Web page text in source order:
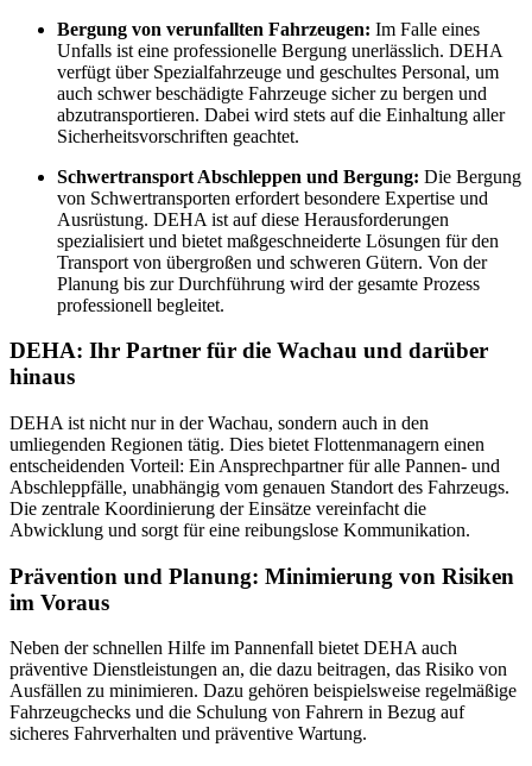
Bergung von verunfallten Fahrzeugen: Im Falle eines
Unfalls ist eine professionelle Bergung unerlässlich. DEHA
verfügt über Spezialfahrzeuge und geschultes Personal, um
auch schwer beschädigte Fahrzeuge sicher zu bergen und
abzutransportieren. Dabei wird stets auf die Einhaltung aller
Sicherheitsvorschriften geachtet.
Schwertransport Abschleppen und Bergung: Die Bergung
von Schwertransporten erfordert besondere Expertise und
Ausrüstung. DEHA ist auf diese Herausforderungen
spezialisiert und bietet maßgeschneiderte Lösungen für den
Transport von übergroßen und schweren Gütern. Von der
Planung bis zur Durchführung wird der gesamte Prozess
professionell begleitet.
DEHA: Ihr Partner für die Wachau und darüber
hinaus
DEHA ist nicht nur in der Wachau, sondern auch in den
umliegenden Regionen tätig. Dies bietet Flottenmanagern einen
entscheidenden Vorteil: Ein Ansprechpartner für alle Pannen- und
Abschleppfälle, unabhängig vom genauen Standort des Fahrzeugs.
Die zentrale Koordinierung der Einsätze vereinfacht die
Abwicklung und sorgt für eine reibungslose Kommunikation.
Prävention und Planung: Minimierung von Risiken
im Voraus
Neben der schnellen Hilfe im Pannenfall bietet DEHA auch
präventive Dienstleistungen an, die dazu beitragen, das Risiko von
Ausfällen zu minimieren. Dazu gehören beispielsweise regelmäßige
Fahrzeugchecks und die Schulung von Fahrern in Bezug auf
sicheres Fahrverhalten und präventive Wartung.